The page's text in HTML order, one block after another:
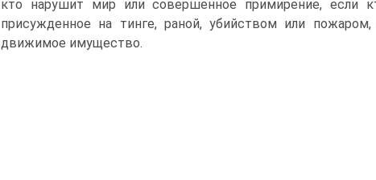
кто нарушит мир или совершенное примирение, если
присужденное на тинге, раной, убийством или
движимое имущество.